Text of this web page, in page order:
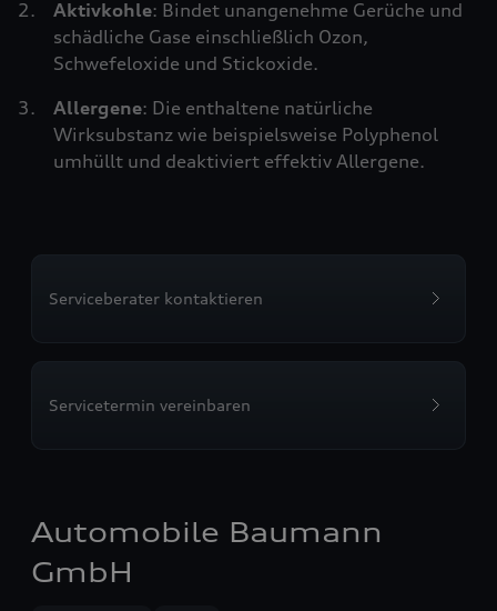
Aktivkohle: Bindet unangenehme Gerüche und
schädliche Gase einschließlich Ozon,
Schwefeloxide und Stickoxide.
Allergene: Die enthaltene natürliche
Wirksubstanz wie beispielsweise Polyphenol
umhüllt und deaktiviert effektiv Allergene.
Serviceberater kontaktieren
Servicetermin vereinbaren
Automobile Baumann
GmbH